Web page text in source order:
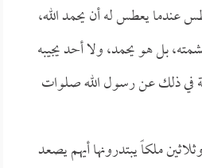
عندما يعطس له أن يحمد الله،
بل هو يحمد، ولا أحد يجيبه
في ذلك عن رسول الله صلوات
ملكاً يبتدرونها أيهم يصعد